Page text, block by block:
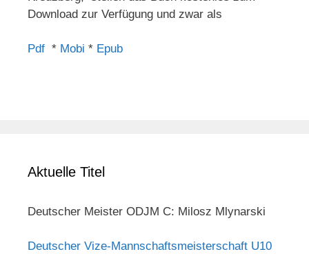
Download zur Verfügung und zwar als
Pdf * Mobi * Epub
Aktuelle Titel
Deutscher Meister ODJM C: Milosz Mlynarski
Deutscher Vize-Mannschaftsmeisterschaft U10